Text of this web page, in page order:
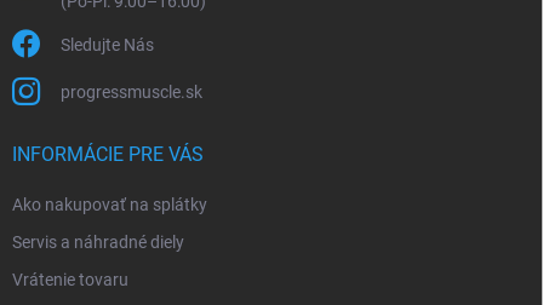
Sledujte Nás
progressmuscle.sk
INFORMÁCIE PRE VÁS
Ako nakupovať na splátky
Servis a náhradné diely
Vrátenie tovaru